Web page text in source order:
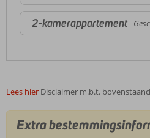
2-kamerappartement
Lees hier Disclaimer m.b.t.
Extra